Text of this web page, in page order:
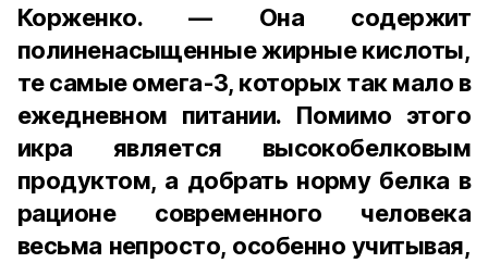
Корженко. — Она содержит
полиненасыщенные жирные кислоты,
те самые омега-3, которых так мало в
ежедневном питании. Помимо этого
икра является высокобелковым
продуктом, а добрать норму белка в
рационе современного человека
весьма непросто, особенно учитывая,